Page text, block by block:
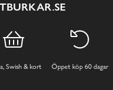
Swish & kort Öppet köp 60 dagar